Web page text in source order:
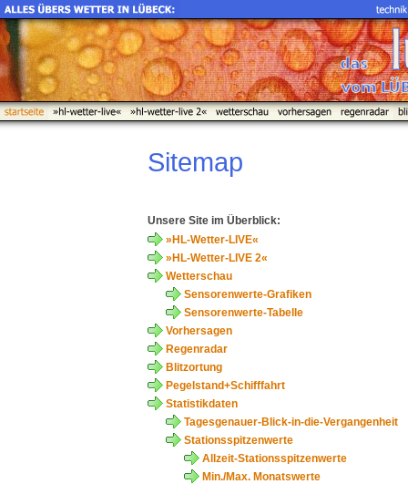
Sitemap
Unsere Site im Überblick:
»HL-Wetter-LIVE«
»HL-Wetter-LIVE 2«
Wetterschau
Sensorenwerte-Grafiken
Sensorenwerte-Tabelle
Vorhersagen
Regenradar
Blitzortung
Pegelstand+Schifffahrt
Statistikdaten
Tagesgenauer-Blick-in-die-Vergangenheit
Stationsspitzenwerte
Allzeit-Stationsspitzenwerte
Min./Max. Monatswerte